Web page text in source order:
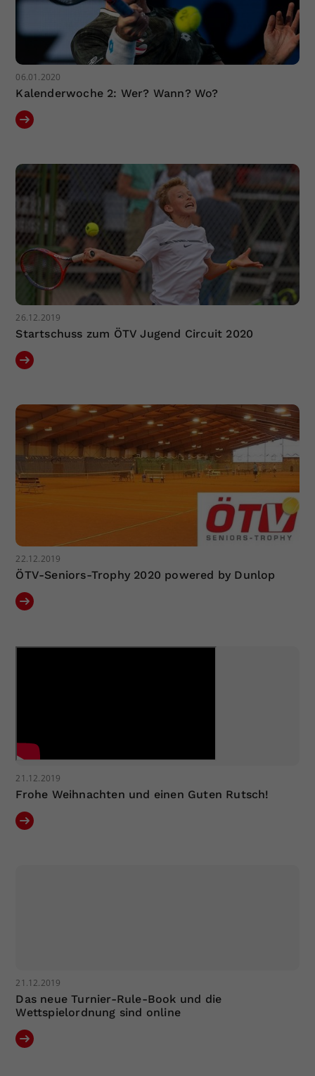
06.01.2020
Kalenderwoche 2: Wer? Wann? Wo?
26.12.2019
Startschuss zum ÖTV Jugend Circuit 2020
22.12.2019
ÖTV-Seniors-Trophy 2020 powered by Dunlop
21.12.2019
Frohe Weihnachten und einen Guten Rutsch!
21.12.2019
Das neue Turnier-Rule-Book und die
Wettspielordnung sind online